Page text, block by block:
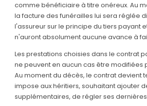
comme bénéficiaire à titre onéreux. Au
la facture des funérailles lui sera réglée
l'assureur sur le principe du tiers payant
n'auront absolument aucune avance à
Les prestations choisies dans le contrat
ne peuvent en aucun cas être modifiées
Au moment du décès, le contrat devient
impose aux héritiers, souhaitant ajouter
supplémentaires, de régler ses